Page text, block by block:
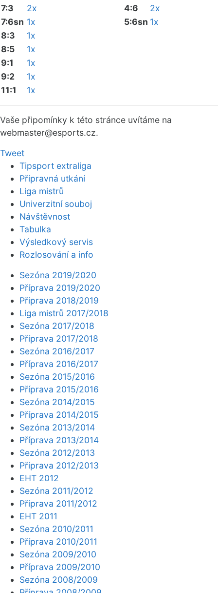
7:3
2x
7:6sn 1x
8:3
1x
8:5
1x
9:1
1x
9:2
1x
11:1
1x
4:6
2x
5:6sn 1x
Vaše připomínky k této stránce uvítáme na
webmaster@esports.cz.
Tweet
Tipsport extraliga
Přípravná utkání
Liga mistrů
Univerzitní souboj
Návštěvnost
Tabulka
Výsledkový servis
Rozlosování a info
Sezóna 2019/2020
Příprava 2019/2020
Příprava 2018/2019
Liga mistrů 2017/2018
Sezóna 2017/2018
Příprava 2017/2018
Sezóna 2016/2017
Příprava 2016/2017
Sezóna 2015/2016
Příprava 2015/2016
Sezóna 2014/2015
Příprava 2014/2015
Sezóna 2013/2014
Příprava 2013/2014
Sezóna 2012/2013
Příprava 2012/2013
EHT 2012
Sezóna 2011/2012
Příprava 2011/2012
EHT 2011
Sezóna 2010/2011
Příprava 2010/2011
Sezóna 2009/2010
Příprava 2009/2010
Sezóna 2008/2009